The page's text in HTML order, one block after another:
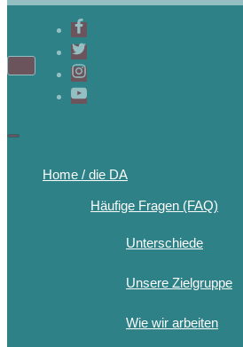
Home / die DA
Häufige Fragen (FAQ)
Unterschiede
Unsere Zielgruppe
Wie wir arbeiten